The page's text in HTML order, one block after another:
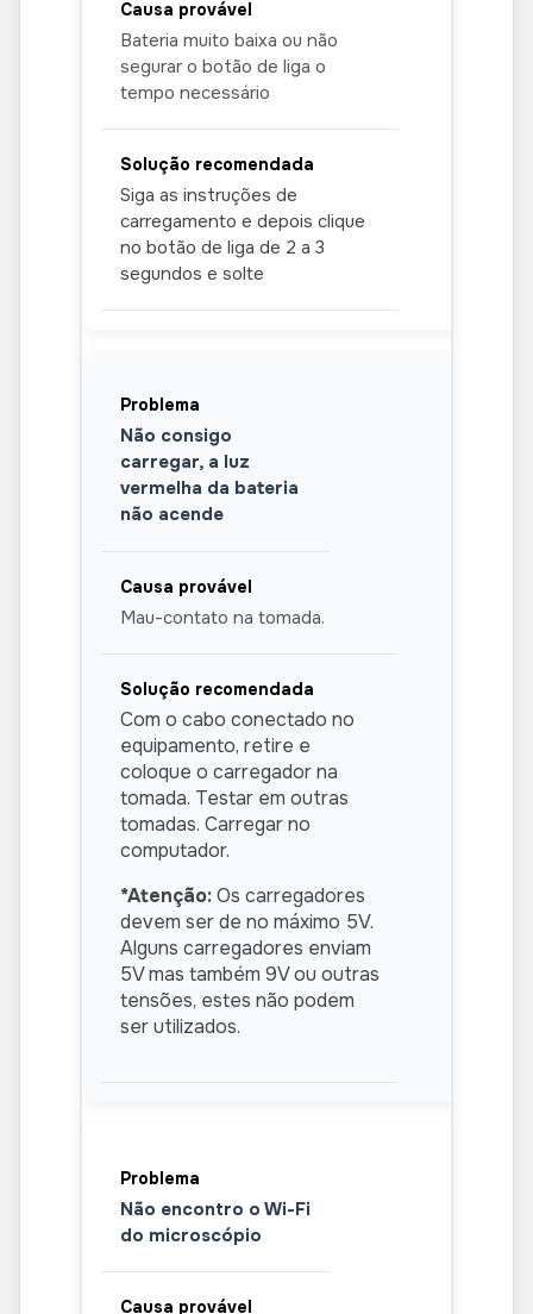
encontre a engrenagem, na janela
que abrir terá o caminho. Para mais
informações sobre a criação e
organização de imagens, consulte o
em vídeo.
Photo Booth
As imagens no software ficam
desejada.
Max View
As imagens podem ser visualizadas
galeria do celular ou tablet. Para
mais informações sobre a criação e
em vídeo.
Bateria muito baixa ou não
segurar o botão de liga o
tempo necessário
Siga as instruções de
carregamento e depois clique
no botão de liga de 2 a 3
segundos e solte
Não consigo
carregar, a luz
vermelha da bateria
não acende
Mau-contato na tomada.
Com o cabo conectado no
equipamento, retire e
coloque o carregador na
tomada. Testar em outras
tomadas. Carregar no
computador.
*Atenção:Os carregadores
devem ser de no máximo 5V.
Alguns carregadores enviam
5V mas também 9V ou outras
tensões, estes não podem
ser utilizados.
Não encontro o Wi-Fi
do microscópio